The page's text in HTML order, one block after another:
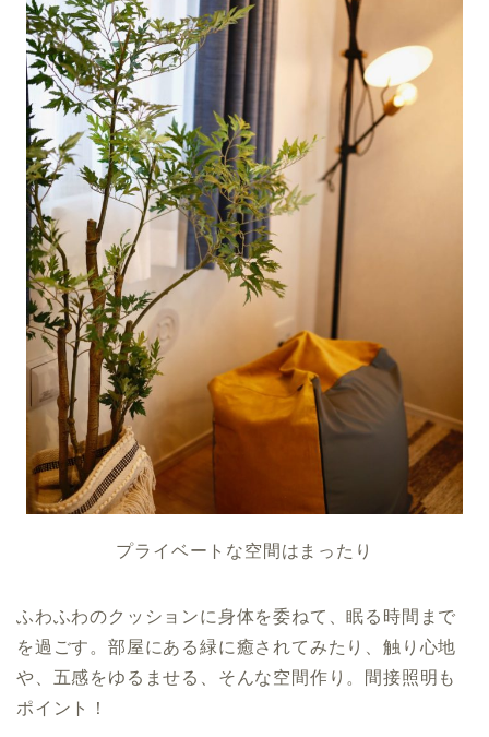
プライベートな空間はまったり
ふわふわのクッションに身体を委ねて、眠る時間まで
を過ごす。部屋にある緑に癒されてみたり、触り心地
や、五感をゆるませる、そんな空間作り。間接照明も
ポイント！